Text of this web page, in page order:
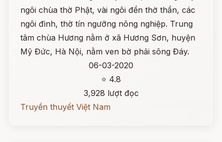
ngôi chùa thờ Phật, vài ngôi đền thờ thần, các
ngôi đình, thờ tín ngưỡng nông nghiệp. Trung
tâm chùa Hương nằm ở xã Hương Sơn, huyện
Mỹ Đức, Hà Nội, nằm ven bờ phải sông Đáy.
06-03-2020
⭐ 4.8
3,928 lượt đọc
Truyền thuyết Việt Nam